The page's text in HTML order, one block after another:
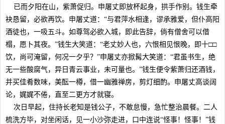
已而夕阳在山，紫萧促归。申屠丈即放杯起身，拱手作别。钱生牵
袂恳留，必欲再饮。申屠丈道：“与君萍水相逢，谬承雅爱，但仆高阳
酒徒也，一吸五斗。如尊驾必欲入城，即此告辞，倘有僧舍可以借
榻，愿卜其夜。”钱生大笑道：“老丈妙人也，六恨相见恨晚，即十□□
饮，尚可淹留，何况一夕乎？”申屠丈亦掀髯大笑道：“君虽书生，绝
无一些酸腐气，异日青云事业，未可量也。”钱生便令紫萧归还酒钱，
并买佳肴数味，美酝一樽，借一幽雅禅房，剪灯细酌。申屠丈高谈阔
论，娓娓不倦，直至二更方才就寝。
次日早起，住持长老知是钱公子，不敢怠慢，急忙整治晨餐。二人
梳洗方毕，对坐闲话，见一小沙弥走进，口中连说“怪事！怪事！”钱